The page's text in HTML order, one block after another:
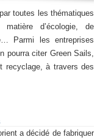
toutes les thématiques
d’écologie, de
Parmi les entreprises
pourra citer Green Sails,
recyclage, à travers des
a décidé de fabriquer